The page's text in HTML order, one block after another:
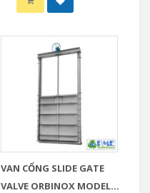
VAN CỔNG SLIDE GATE
VALVE ORBINOX MODEL